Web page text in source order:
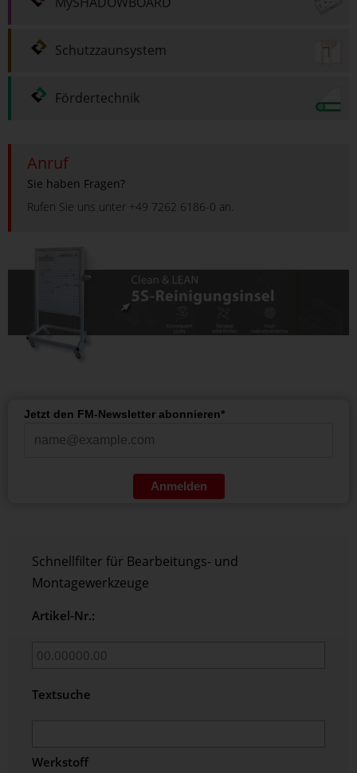
Schutzzaunsystem
Fördertechnik
Anruf
Sie haben Fragen?
Rufen Sie uns unter +49 7262 6186-0 an.
Jetzt den FM-Newsletter abonnieren*
Anmelden
Schnellfilter für Bearbeitungs- und
Montagewerkzeuge
Artikel-Nr.:
Textsuche
Werkstoff